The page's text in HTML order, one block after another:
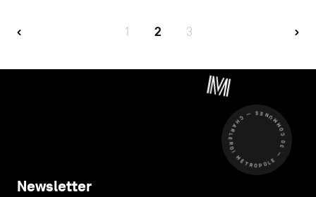
1 2 3
CHARLEROI MÉTROPOLE — 30 COMMUNES —
Newsletter